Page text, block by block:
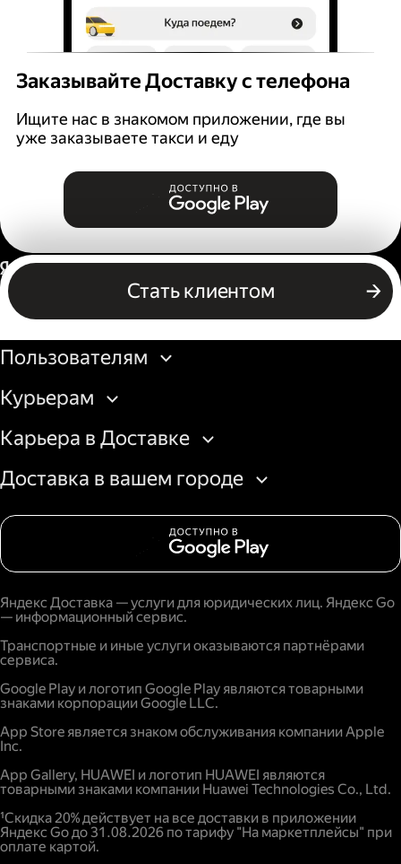
Заказывайте Доставку с телефона
Ищите нас в знакомом приложении, где вы
уже заказываете такси и еду
Стать клиентом
Россия
Бизнесу
Пользователям
Курьерам
Карьера в Доставке
Доставка в вашем городе
Яндекс Доставка — услуги для юридических лиц. Яндекс Go
— информационный сервис.
Транспортные и иные услуги оказываются партнёрами
сервиса.
Google Play и логотип Google Play являются товарными
знаками корпорации Google LLC.
App Store является знаком обслуживания компании Apple
Inc.
App Gallery, HUAWEI и логотип HUAWEI являются
товарными знаками компании Huawei Technologies Co., Ltd.
¹Скидка 20% действует на все доставки в приложении
Яндекс Go до 31.08.2026 по тарифу "На маркетплейсы" при
оплате картой.